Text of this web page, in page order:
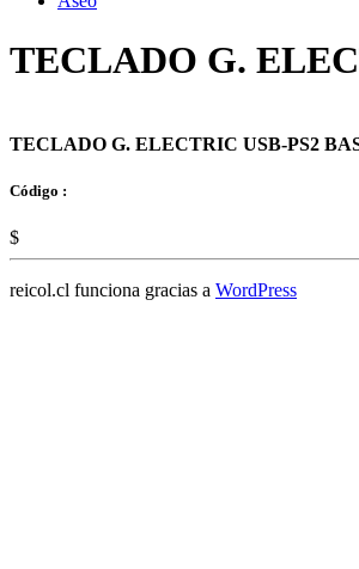
TECLADO G.
TECLADO G. ELECTRIC USB-PS2
Código :
$
reicol.cl funciona gracias a WordPress